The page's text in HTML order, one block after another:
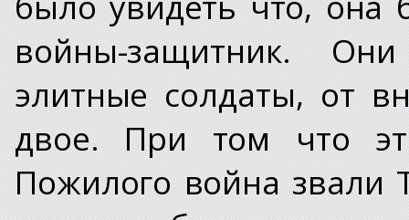
войны-защитник.
элитные солдаты, от
двое. При том что
Пожилого война звали